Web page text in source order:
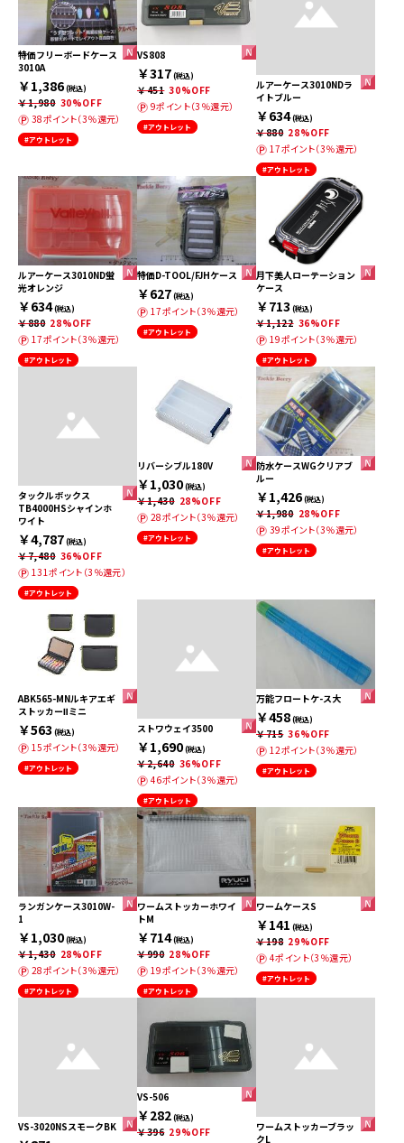
特価フリーボードケース
3010A
￥1,386(税込)
￥1,980 30%OFF
38ポイント（3％還元）
#アウトレット
VS808
￥317(税込)
￥451 30%OFF
9ポイント（3％還元）
#アウトレット
ルアーケース3010NDラ
イトブルー
￥634(税込)
￥880 28%OFF
17ポイント（3％還元）
#アウトレット
ルアーケース3010ND蛍
光オレンジ
￥634(税込)
￥880 28%OFF
17ポイント（3％還元）
#アウトレット
特価D-TOOL/FJHケース
￥627(税込)
17ポイント（3％還元）
#アウトレット
月下美人ローテーション
ケース
￥713 (税込)
￥1,122 36%OFF
19ポイント（3％還元）
#アウトレット
タックルボックス
TB4000HSシャインホ
ワイト
￥4,787(税込)
￥7,480 36%OFF
131ポイント（3％還元）
#アウトレット
リバーシブル180V
￥1,030(税込)
￥1,430 28%OFF
28ポイント（3％還元）
#アウトレット
防水ケースWGクリアブ
ルー
￥1,426(税込)
￥1,980 28%OFF
39ポイント（3％還元）
#アウトレット
ABK565-MNルキアエギ
ストッカーⅡミニ
￥563 (税込)
15ポイント（3％還元）
#アウトレット
ストワウェイ3500
￥1,690(税込)
￥2,640 36%OFF
46ポイント（3％還元）
#アウトレット
万能フロートケ-ス大
￥458(税込)
￥715 36%OFF
12ポイント（3％還元）
#アウトレット
ランガンケース3010W-
1
￥1,030(税込)
￥1,430 28%OFF
28ポイント（3％還元）
#アウトレット
ワームストッカーホワイ
トM
￥714(税込)
￥990 28%OFF
19ポイント（3％還元）
#アウトレット
ワームケースS
￥141 (税込)
￥198 29%OFF
4ポイント（3％還元）
#アウトレット
VS-3020NSスモークBK
VS-506
￥282(税込)
￥396 29%OFF
ワームストッカーブラッ
クL